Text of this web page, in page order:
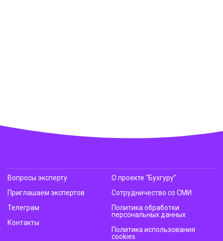
Вопросы эксперту
Приглашаем экспертов
Телеграм
Контакты
О проекте “Бухгуру”
Сотрудничество со СМИ
Политика обработки
персональных данных
Политика использования
cookies